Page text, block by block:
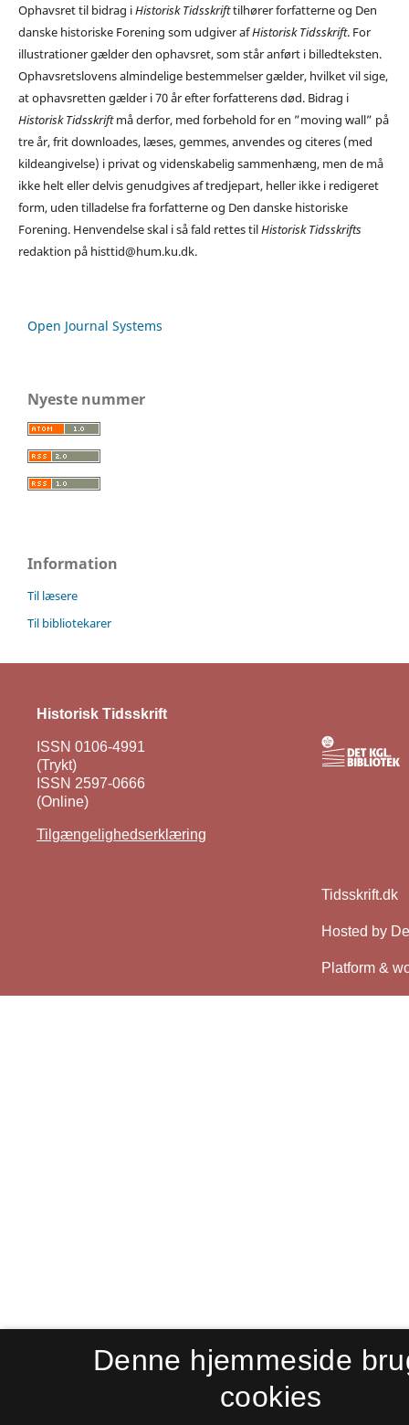
Ophavsret til bidrag iHistorisk Tidsskrifttilhører forfatterne og Den
danske historiske Forening som udgiver afHistorisk Tidsskrift. For
illustrationer gælder den ophavsret, som står anført i billedteksten.
Ophavsretslovens almindelige bestemmelser gælder, hvilket vil sige,
at ophavsretten gælder i 70 år efter forfatterens død. Bidrag i
Historisk Tidsskriftmå derfor, med forbehold for en ”moving wall” på
tre år, frit downloades, læses, gemmes, anvendes og citeres (med
kildeangivelse) i privat og videnskabelig sammenhæng, men de må
ikke helt eller delvis genudgives af tredjepart, heller ikke i redigeret
form, uden tilladelse fra forfatterne og Den danske historiske
Forening. Henvendelse skal i så fald rettes tilHistorisk Tidsskrifts
redaktion på histtid@hum.ku.dk.
Open Journal Systems
Nyeste nummer
Information
Til læsere
Til bibliotekarer
Historisk Tidsskrift
ISSN 0106-4991
(Trykt)
ISSN 2597-0666
(Online)
Tilgængelighedserklæring
Denne hjemmeside
cookies